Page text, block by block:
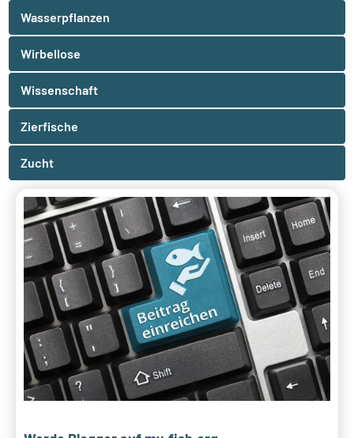
Wasserpflanzen
Wirbellose
Wissenschaft
Zierfische
Zucht